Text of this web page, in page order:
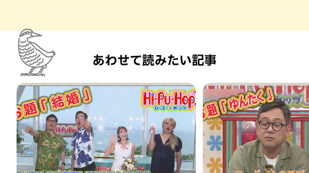
あわせて読みたい記事